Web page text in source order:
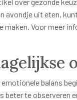
avondje uit eten,
maken. Voor meer
balans
beter te observeren